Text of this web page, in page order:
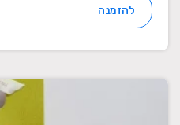
להזמנה